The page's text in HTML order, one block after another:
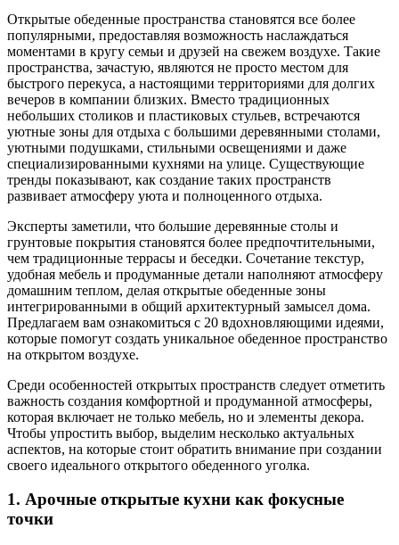
Открытые обеденные пространства становятся все более
популярными, предоставляя возможность наслаждаться
моментами в кругу семьи и друзей на свежем воздухе. Такие
пространства, зачастую, являются не просто местом для
быстрого перекуса, а настоящими территориями для долгих
вечеров в компании близких. Вместо традиционных
небольших столиков и пластиковых стульев, встречаются
уютные зоны для отдыха с большими деревянными столами,
уютными подушками, стильными освещениями и даже
специализированными кухнями на улице. Существующие
тренды показывают, как создание таких пространств
развивает атмосферу уюта и полноценного отдыха.
Эксперты заметили, что большие деревянные столы и
грунтовые покрытия становятся более предпочтительными,
чем традиционные террасы и беседки. Сочетание текстур,
удобная мебель и продуманные детали наполняют атмосферу
домашним теплом, делая открытые обеденные зоны
интегрированными в общий архитектурный замысел дома.
Предлагаем вам ознакомиться с 20 вдохновляющими идеями,
которые помогут создать уникальное обеденное пространство
на открытом воздухе.
Среди особенностей открытых пространств следует отметить
важность создания комфортной и продуманной атмосферы,
которая включает не только мебель, но и элементы декора.
Чтобы упростить выбор, выделим несколько актуальных
аспектов, на которые стоит обратить внимание при создании
своего идеального открытого обеденного уголка.
1. Арочные открытые кухни как фокусные
точки